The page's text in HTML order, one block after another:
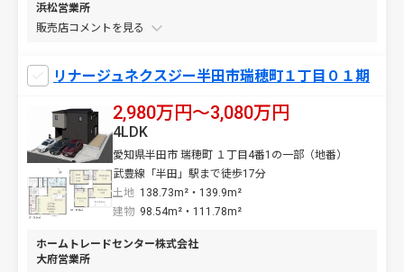
浜松営業所
販売店コメントを
リナージュネクスジー半田市瑞穂町１丁目０１期
2,980万円〜3,080万円
愛知県半田市 瑞穂町 １丁目4番1の一部（地番）
武豊線「半田」駅まで徒歩17分
土地 138.73m²・139.9m²
4LDK
建物 98.54m²・111.78m²
ホームトレードセンター株式会社
大府営業所